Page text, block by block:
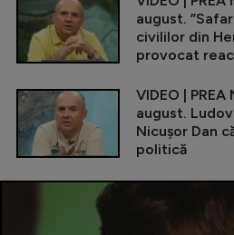
august.
civililor din
provocat
VIDEO | PREA
august.
Nicușor Dan
politică